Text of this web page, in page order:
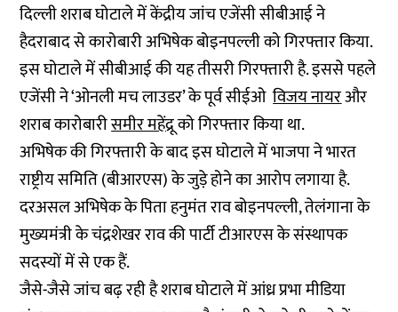
दिल्ली शराब घोटाले में केंद्रीय जांच एजेंसीसीबीआईने
हैदराबाद से कारोबारी अभिषेक बोइनपल्ली को गिरफ्तार किया.
इस घोटाले में सीबीआई की यह तीसरी गिरफ्तारी है. इससे पहले
एजेंसी ने ‘ओनली मच लाउडर’ के पूर्व सीईओविजय नायरऔर
शराब कारोबारीसमीर महेंद्रूको गिरफ्तार किया था.
अभिषेक की गिरफ्तारी के बाद इस घोटाले में भाजपा ने भारत
राष्ट्रीय समिति (बीआरएस) के जुड़े होने का आरोप लगाया है.
दरअसल अभिषेक के पिता हनुमंत राव बोइनपल्ली, तेलंगाना के
मुख्यमंत्री के चंद्रशेखर राव की पार्टी टीआरएस के संस्थापक
सदस्यों में से एक हैं.
जैसे-जैसे जांच बढ़ रही है शराब घोटाले में आंध्र प्रभा मीडिया